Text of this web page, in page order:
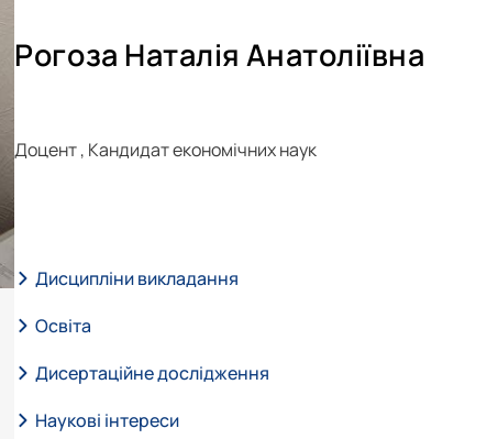
Рогоза Наталія Анатоліївна
Доцент, Кандидат економічних наук
Дисципліни викладання
Освіта
Дисертаційне дослідження
Наукові інтереси